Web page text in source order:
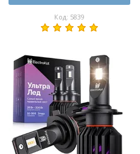
Код: 5839